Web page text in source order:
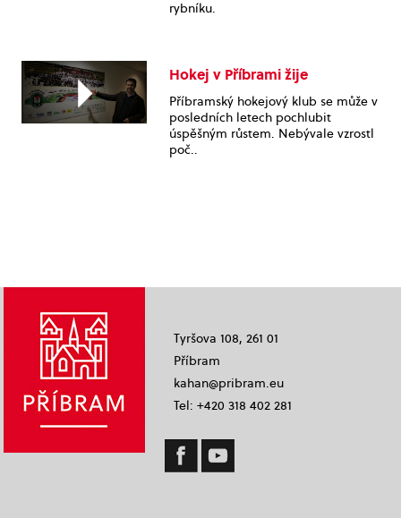
rybníku.
Hokej v Příbrami žije
Příbramský hokejový klub se může v
posledních letech pochlubit
úspěšným růstem. Nebývale vzrostl
poč..
Tyršova 108, 261 01
Příbram
kahan@pribram.eu
Tel: +420 318 402 281